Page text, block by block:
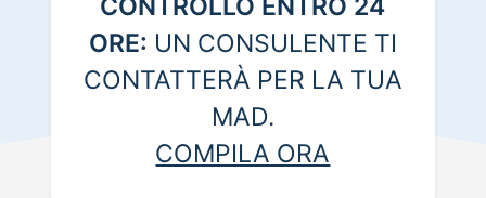
CONTROLLO ENTRO 24
ORE: UN CONSULENTE TI
CONTATTERÀ PER LA TUA
MAD.
COMPILA ORA